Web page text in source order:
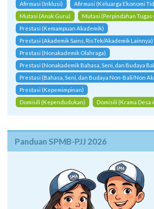
Afirmasi (Inklusi)
Afirmasi (Keluarga Ekonomi
Mutasi (Anak Guru)
Mutasi (Perpindahan Tugas
Prestasi (Kemampuan Akademik)
Prestasi (Akademik Sains, RisTek/Akademik Lainnya)
Prestasi (Nonakademik Olahraga)
Prestasi (Nonakademik Bahasa, Seni, dan Budaya
Prestasi (Bahasa, Seni, dan Budaya Non-Bali/Non
Prestasi (Kepemimpinan)
Domisili (Kependudukan)
Domisili (Krama Desa
Panduan SPMB-PJJ 2026